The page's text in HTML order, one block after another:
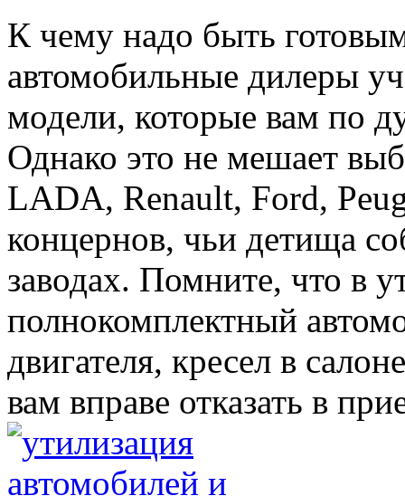
К чему надо быть
автомобильные дилеры
модели, которые вам по
Однако это не мешает
LADA, Renault, Ford,
концернов, чьи детища
заводах. Помните, что в
полнокомплектный
двигателя, кресел в
вам вправе отказать в